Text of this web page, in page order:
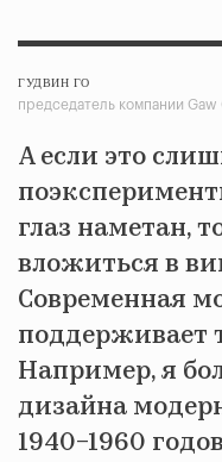
ГУДВИН ГО
председатель компании Gaw
А если это
глаз наметан,
вложиться в
Современная
поддерживает
Например, я
дизайна
1940−1960